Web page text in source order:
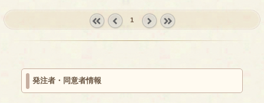
prev
1
発注者・同意者情報